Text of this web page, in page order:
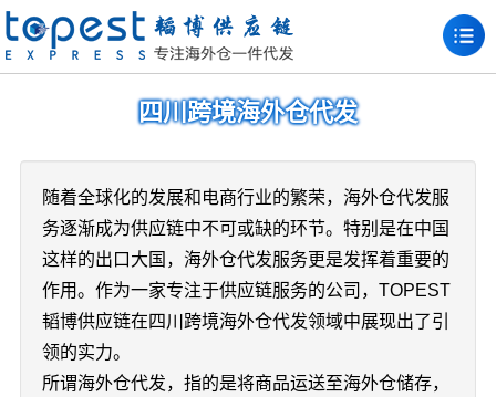
四川跨境海外仓代发
随着全球化的发展和电商行业的繁荣，海外仓代发服
务逐渐成为供应链中不可或缺的环节。特别是在中国
这样的出口大国，海外仓代发服务更是发挥着重要的
作用。作为一家专注于供应链服务的公司，TOPEST
韬博供应链在四川跨境海外仓代发领域中展现出了引
领的实力。
所谓海外仓代发，指的是将商品运送至海外仓储存，